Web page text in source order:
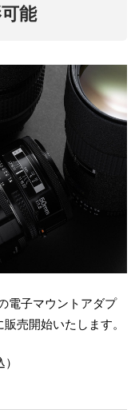
能
電子マウントアダプ
売開始いたします。